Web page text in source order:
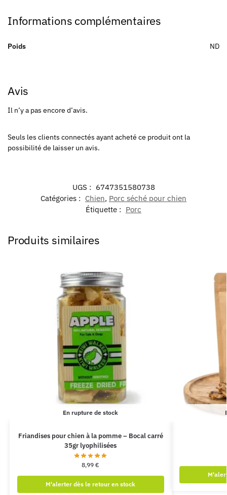
Informations complémentaires
Poids ND
Avis
Il n’y a pas encore d’avis.
Seuls les clients connectés ayant acheté ce produit ont la
possibilité de laisser un avis.
UGS : 6747351580738
Catégories : Chien, Porc séché pour chien
Étiquette : Porc
Produits similaires
En rupture de stock
Friandises pour chien à la pomme – Bocal carré
35gr lyophilisées
8,99€
M'alerter dès le retour en stock